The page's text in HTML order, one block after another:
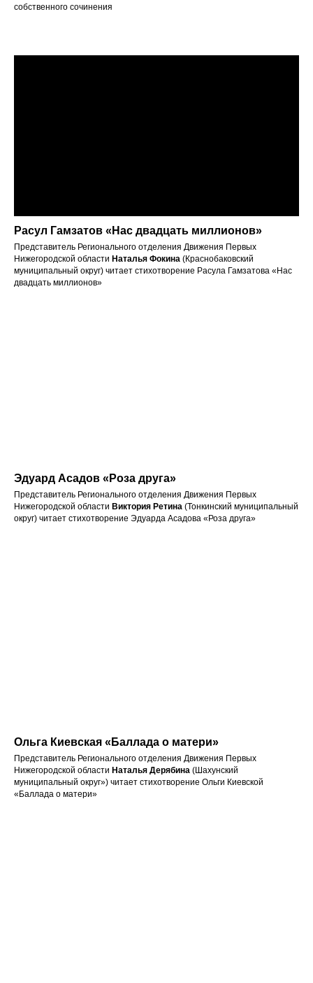
собственного сочинения
Расул Гамзатов «Нас двадцать миллионов»
Представитель Регионального отделения Движения Первых
Нижегородской области Наталья Фокина (Краснобаковский
муниципальный округ) читает стихотворение Расула Гамзатова «Нас
двадцать миллионов»
Эдуард Асадов «Роза друга»
Представитель Регионального отделения Движения Первых
Нижегородской области Виктория Ретина (Тонкинский муниципальный
округ) читает стихотворение Эдуарда Асадова «Роза друга»
Ольга Киевская «Баллада о матери»
Представитель Регионального отделения Движения Первых
Нижегородской области Наталья Дерябина (Шахунский
муниципальный округ») читает стихотворение Ольги Киевской
«Баллада о матери»